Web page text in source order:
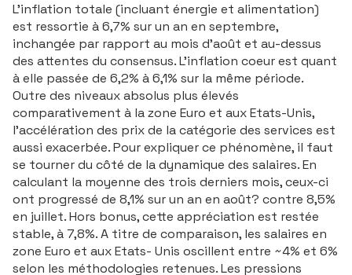
L’inflation totale (incluant énergie et alimentation)
est ressortie à 6,7% sur un an en septembre,
inchangée par rapport au mois d’août et au-dessus
des attentes du consensus. L’inflation coeur est quant
à elle passée de 6,2% à 6,1% sur la même période.
Outre des niveaux absolus plus élevés
comparativement à la zone Euro et aux Etats-Unis,
l’accélération des prix de la catégorie des services est
aussi exacerbée. Pour expliquer ce phénomène, il faut
se tourner du côté de la dynamique des salaires. En
calculant la moyenne des trois derniers mois, ceux-ci
ont progressé de 8,1% sur un an en août? contre 8,5%
en juillet. Hors bonus, cette appréciation est restée
stable, à 7,8%. A titre de comparaison, les salaires en
zone Euro et aux Etats- Unis oscillent entre ~4% et 6%
selon les méthodologies retenues. Les pressions